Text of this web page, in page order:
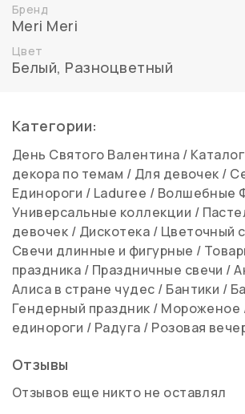
Бренд
Meri Meri
Цвет
Белый, Разноцветный
Категории:
День Святого Валентина / Каталог
декора по темам / Для девочек /
Единороги / Laduree / Волшебные
Универсальные коллекции /
девочек / Дискотека / Цветочный
Свечи длинные и фигурные /
праздника / Праздничные свечи /
Алиса в стране чудес / Бантики /
Гендерный праздник / Мороженое
единороги / Радуга / Розовая
Отзывы
Отзывов еще никто не оставлял